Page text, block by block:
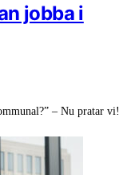
jobba i
– Nu pratar vi!